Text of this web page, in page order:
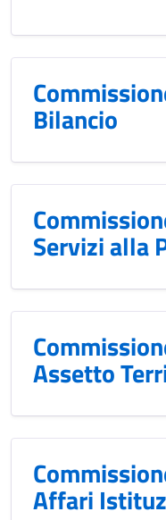
Bilancio
Servizi alla
Assetto
Affari